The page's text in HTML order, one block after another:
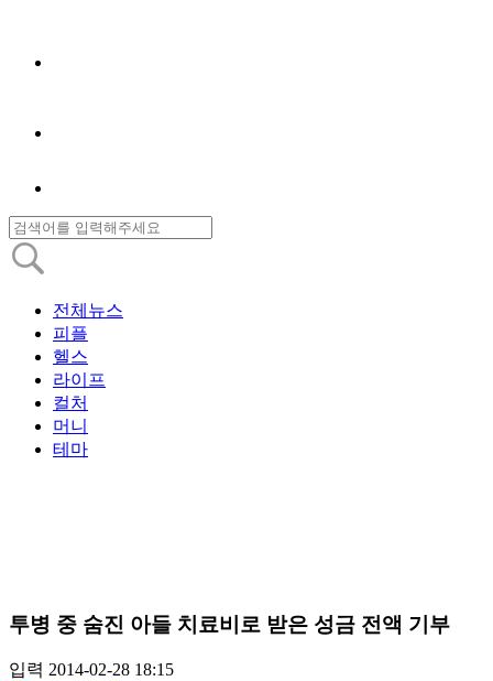
전체뉴스
피플
헬스
라이프
컬처
머니
테마
투병 중 숨진 아들 치료비로 받은 성금 전액 기부
입력 2014-02-28 18:15